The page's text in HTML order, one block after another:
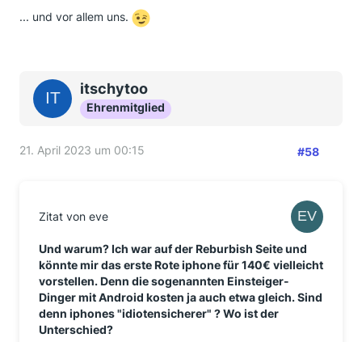
... und vor allem uns.
itschytoo
Ehrenmitglied
21. April 2023 um 00:15 #58
Zitat von eve
Und warum? Ich war auf der Reburbish Seite und
könnte mir das erste Rote iphone für 140€ vielleicht
vorstellen. Denn die sogenannten Einsteiger-
Dinger mit Android kosten ja auch etwa gleich. Sind
denn iphones "idiotensicherer" ? Wo ist der
Unterschied?